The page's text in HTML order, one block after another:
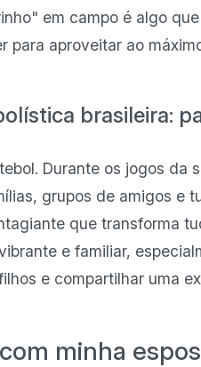
em campo é algo
para aproveitar ao
brasileira:
Durante os jogos da
grupos de amigos e
que transforma
e familiar,
e compartilhar uma
minha